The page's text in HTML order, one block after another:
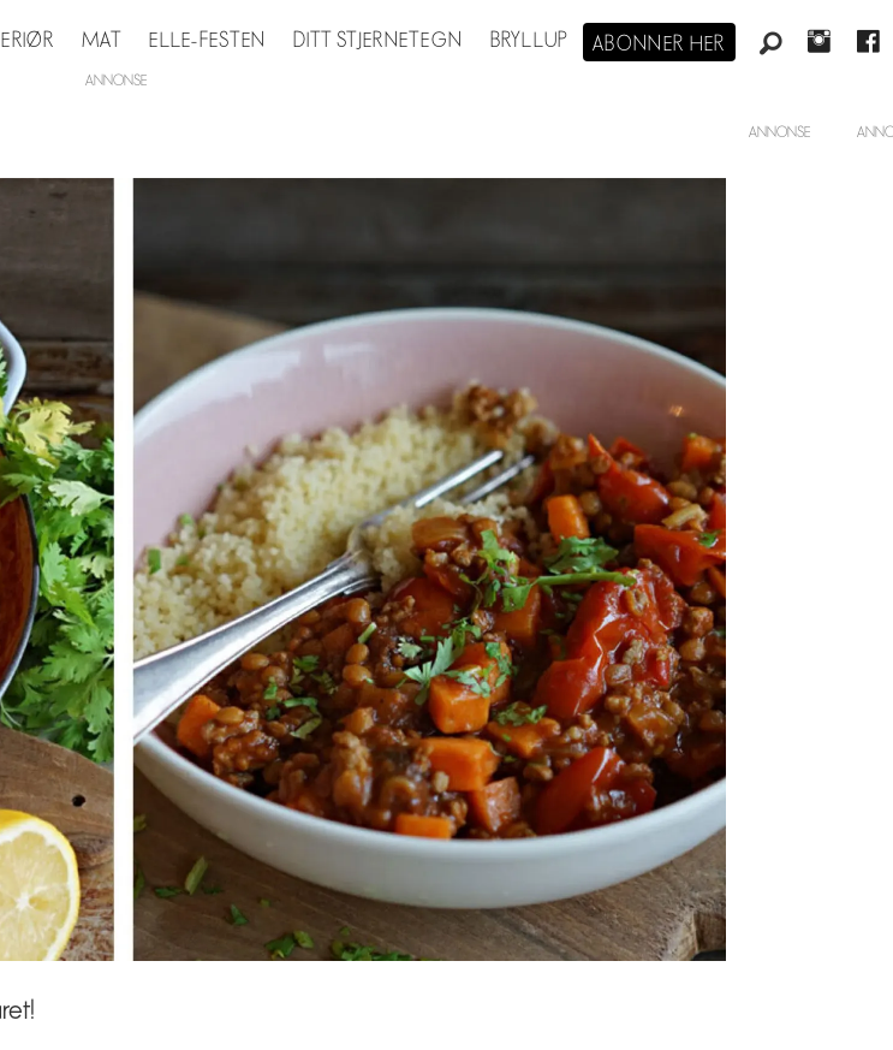
MAT ELLE-FESTEN DITT STJERNETEGN BRYLLUP ABONNER HER
ANNONSE